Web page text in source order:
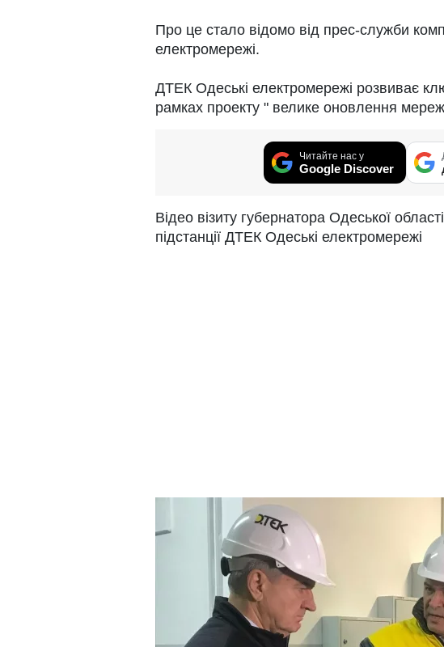
Про це стало відомо від прес-служби
електромережі.
ДТЕК Одеські електромережі розвиває
рамках проекту " велике оновлення
Читайте нас у
Google Discover
Відео візиту губернатора Одеської
підстанції ДТЕК Одеські електромережі